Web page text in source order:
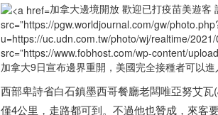
加拿大邊境開放 歡迎已打疫苗美遊客
src=”https://pgw.worldjournal.com/gw/
u=https://uc.udn.com.tw/photo/wj/realtime/
src=”https://www.fobhost.com/wp-content/
加拿大9日宣布邊界重開，美國完全接種者可以
西部卑詩省白石鎮墨西哥餐廳老闆唯亞努艾瓦
僅4公里，走路都可到。不過他也贊成，來客